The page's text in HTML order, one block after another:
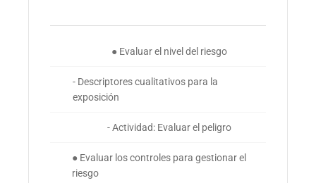
● Evaluar el nivel del riesgo
- Descriptores cualitativos para la
exposición
- Actividad: Evaluar el peligro
● Evaluar los controles para gestionar el
riesgo